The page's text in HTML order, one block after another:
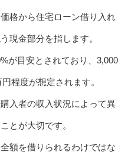
格から住宅ローン借り入れ
現金部分を指します。
が目安とされており、3,000
程度が想定されます。
入者の収入状況によって異
とが大切です。
額を借りられるわけではな